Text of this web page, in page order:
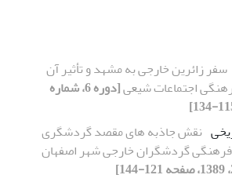
سفر زائرین خارجی به مشهد و تأثیر آن
اجتماعات شیعی
[دوره 6، شماره
نقش جاذبه های مقصد گردشگری
گردشگران خارجی شهر اصفهان